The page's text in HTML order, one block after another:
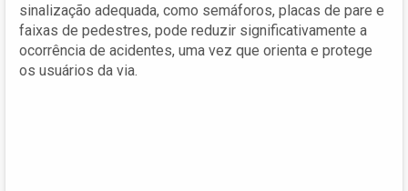
sinalização adequada, como semáforos, placas de pare e
faixas de pedestres, pode reduzir significativamente a
ocorrência de acidentes, uma vez que orienta e protege
os usuários da via.